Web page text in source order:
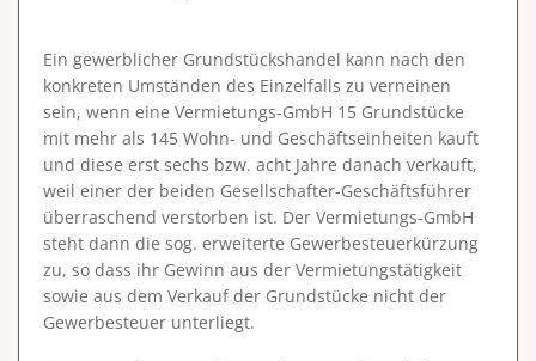
Ein gewerblicher Grundstückshandel kann nach den
konkreten Umständen des Einzelfalls zu verneinen
sein, wenn eine Vermietungs-GmbH 15 Grundstücke
mit mehr als 145 Wohn- und Geschäftseinheiten kauft
und diese erst sechs bzw. acht Jahre danach verkauft,
weil einer der beiden Gesellschafter-Geschäftsführer
überraschend verstorben ist. Der Vermietungs-GmbH
steht dann die sog. erweiterte Gewerbesteuerkürzung
zu, so dass ihr Gewinn aus der Vermietungstätigkeit
sowie aus dem Verkauf der Grundstücke nicht der
Gewerbesteuer unterliegt.